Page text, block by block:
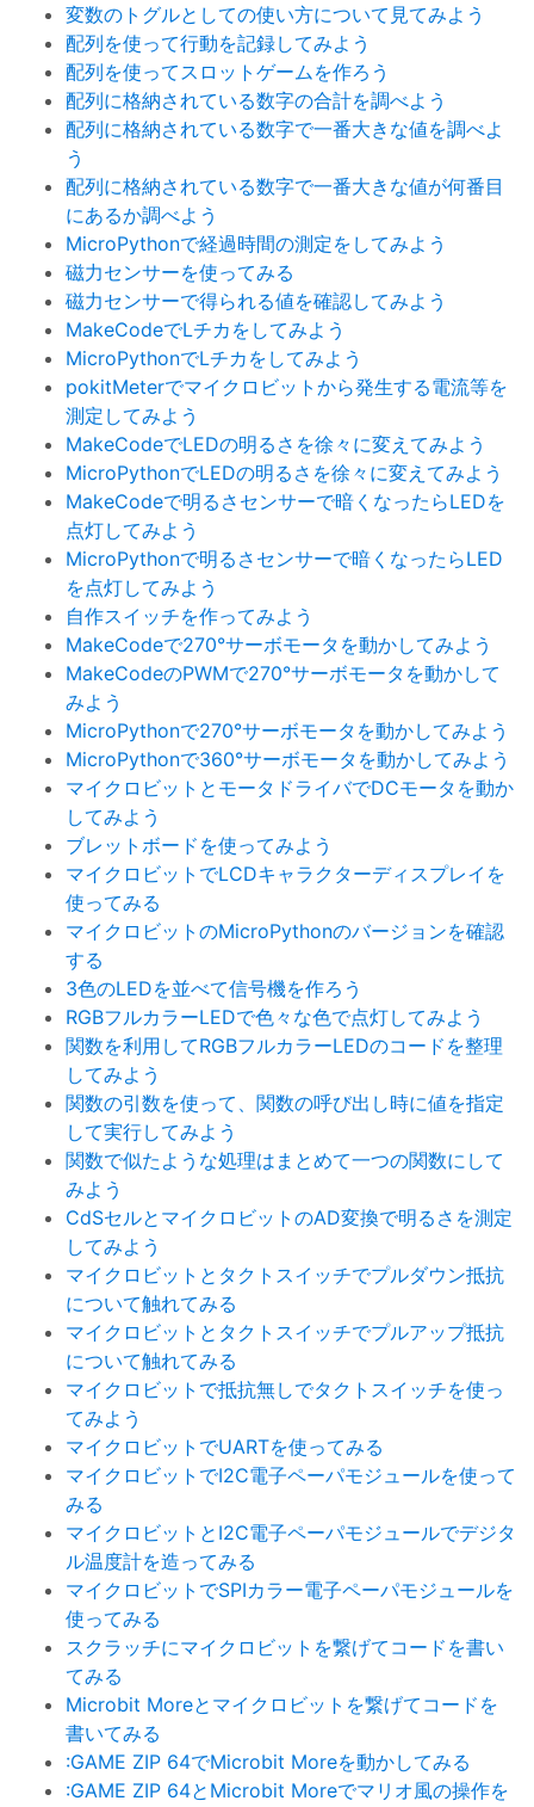
変数のトグルとしての使い方について見てみよう
配列を使って行動を記録してみよう
配列を使ってスロットゲームを作ろう
配列に格納されている数字の合計を調べよう
配列に格納されている数字で一番大きな値を調べよ
う
配列に格納されている数字で一番大きな値が何番目
にあるか調べよう
MicroPythonで経過時間の測定をしてみよう
磁力センサーを使ってみる
磁力センサーで得られる値を確認してみよう
MakeCodeでLチカをしてみよう
MicroPythonでLチカをしてみよう
pokitMeterでマイクロビットから発生する電流等を
測定してみよう
MakeCodeでLEDの明るさを徐々に変えてみよう
MicroPythonでLEDの明るさを徐々に変えてみよう
MakeCodeで明るさセンサーで暗くなったらLEDを
点灯してみよう
MicroPythonで明るさセンサーで暗くなったらLED
を点灯してみよう
自作スイッチを作ってみよう
MakeCodeで270°サーボモータを動かしてみよう
MakeCodeのPWMで270°サーボモータを動かして
みよう
MicroPythonで270°サーボモータを動かしてみよう
MicroPythonで360°サーボモータを動かしてみよう
マイクロビットとモータドライバでDCモータを動か
してみよう
ブレットボードを使ってみよう
マイクロビットでLCDキャラクターディスプレイを
使ってみる
マイクロビットのMicroPythonのバージョンを確認
する
3色のLEDを並べて信号機を作ろう
RGBフルカラーLEDで色々な色で点灯してみよう
関数を利用してRGBフルカラーLEDのコードを整理
してみよう
関数の引数を使って、関数の呼び出し時に値を指定
して実行してみよう
関数で似たような処理はまとめて一つの関数にして
みよう
CdSセルとマイクロビットのAD変換で明るさを測定
してみよう
マイクロビットとタクトスイッチでプルダウン抵抗
について触れてみる
マイクロビットとタクトスイッチでプルアップ抵抗
について触れてみる
マイクロビットで抵抗無しでタクトスイッチを使っ
てみよう
マイクロビットでUARTを使ってみる
マイクロビットでI2C電子ペーパモジュールを使って
みる
マイクロビットとI2C電子ペーパモジュールでデジタ
ル温度計を造ってみる
マイクロビットでSPIカラー電子ペーパモジュールを
使ってみる
スクラッチにマイクロビットを繋げてコードを書い
てみる
Microbit Moreとマイクロビットを繋げてコードを
書いてみる
:GAME ZIP 64でMicrobit Moreを動かしてみる
:GAME ZIP 64とMicrobit Moreでマリオ風の操作を